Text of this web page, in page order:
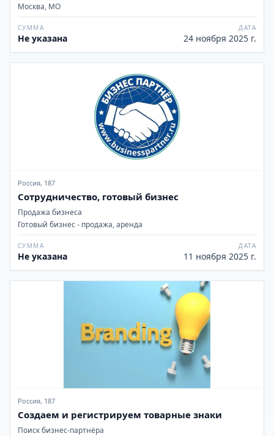
Москва, МО
СУММА
Не указана
ДАТА
24 ноября 2025 г.
Россия, 187
Сотрудничество, готовый бизнес
Продажа бизнеса
Готовый бизнес - продажа, аренда
СУММА
Не указана
ДАТА
11 ноября 2025 г.
Россия, 187
Создаем и регистрируем товарные знаки
Поиск бизнес-партнёра